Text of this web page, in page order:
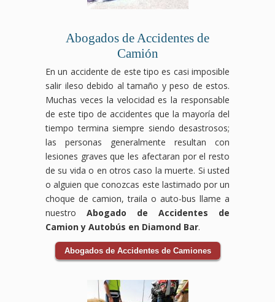
accidente
que
te
corresponde.
y
te
Abogados de Accidentes de
Camión
En un accidente de este tipo es casi imposible
salir ileso debido al tamaño y peso de estos.
Muchas veces la velocidad es la responsable
de este tipo de accidentes que la mayoría del
tiempo termina siempre siendo desastrosos;
las personas generalmente resultan con
lesiones graves que les afectaran por el resto
de su vida o en otros caso la muerte. Si usted
o alguien que conozcas este lastimado por un
choque de camion, traila o auto-bus llame a
nuestro Abogado de Accidentes de
Camion y Autobús en Diamond Bar.
Abogados de Accidentes de Camiones